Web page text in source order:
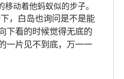
动着他蚂蚁似的步子。
，白岛也询问是不是能
下看的时候觉得无底的
一片见不到底，万一一